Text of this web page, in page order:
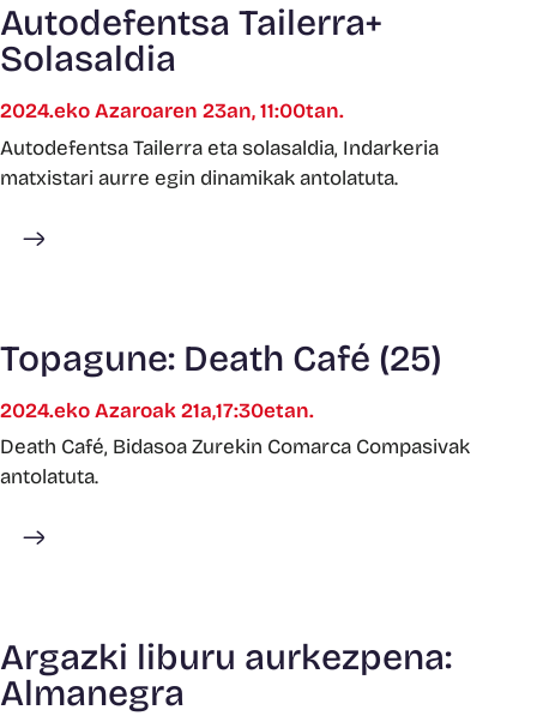
Autodefentsa Tailerra+
Solasaldia
2024.eko Azaroaren 23an, 11:00tan.
Autodefentsa Tailerra eta solasaldia, Indarkeria
matxistari aurre egin dinamikak antolatuta.
Gehiago ikusi
Topagune: Death Café (25)
2024.eko Azaroak 21a,17:30etan.
Death Café, Bidasoa Zurekin Comarca Compasivak
antolatuta.
Gehiago ikusi
Argazki liburu aurkezpena:
Almanegra